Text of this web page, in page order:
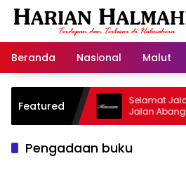
Langsung
Beranda
Nasional Malut
Featured
Warisan
Selamat Jalan
Jalan Abangku
Pengadaan buku